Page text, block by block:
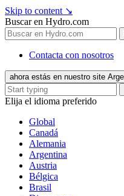
Skip to content ↘
Buscar en Hydro.com
Contacta con nosotros
ahora estás en nuestro site
Elija el idioma preferido
Global
Canadá
Alemania
Argentina
Austria
Bélgica
Brasil